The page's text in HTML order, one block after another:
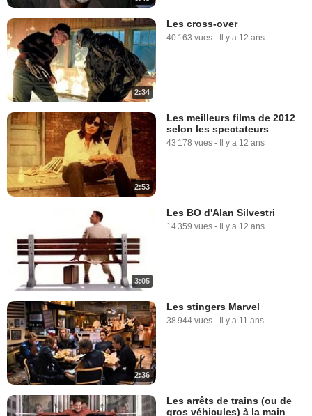
2:34
Les cross-over
40 163 vues - Il y a 12 ans
2:53
Les meilleurs films de 2012
selon les spectateurs
43 178 vues - Il y a 12 ans
3:05
Les BO d'Alan Silvestri
14 359 vues - Il y a 12 ans
2:36
Les stingers Marvel
38 944 vues - Il y a 11 ans
Les arrêts de trains (ou de
gros véhicules) à la main